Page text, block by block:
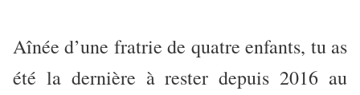
Aînée d’une fratrie de quatre enfants, tu as
été la dernière à rester depuis 2016 au